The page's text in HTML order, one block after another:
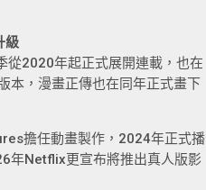
級
從2020年起正式展開連載，也在
本，漫畫正傳也在同年正式畫下
擔任動畫製作，2024年正式播
年Netflix更宣布將推出真人版影